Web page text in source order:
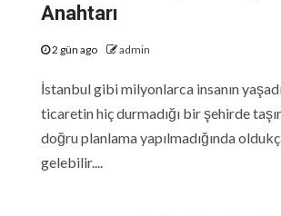
Anahtarı
2 gün ago admin
İstanbul gibi milyonlarca insanın
ticaretin hiç durmadığı bir şehirde
doğru planlama yapılmadığında
gelebilir....